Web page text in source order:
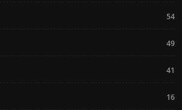
54
49
41
16